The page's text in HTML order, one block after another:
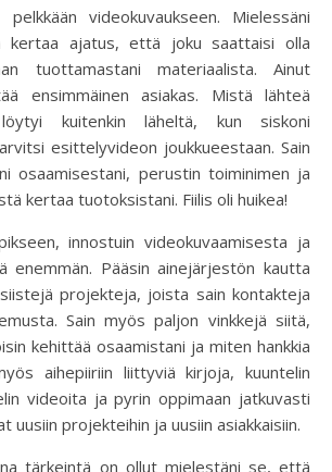
videokuvaukseen. Mielessäni
kertaa ajatus, että joku saattaisi olla
tuottamastani materiaalista. Ainut
ensimmäinen asiakas. Mistä lähteä
kuitenkin läheltä, kun siskoni
esittelyvideon joukkueestaan. Sain
osaamisestani, perustin toiminimen ja
kertaa tuotoksistani. Fiilis oli huikea!
innostuin videokuvaamisesta ja
enemmän. Pääsin ainejärjestön kautta
projekteja, joista sain kontakteja
Sain myös paljon vinkkejä siitä,
kehittää osaamistani ja miten hankkia
aihepiiriin liittyviä kirjoja, kuuntelin
videoita ja pyrin oppimaan jatkuvasti
uusiin projekteihin ja uusiin asiakkaisiin.
tärkeintä on ollut mielestäni se, että